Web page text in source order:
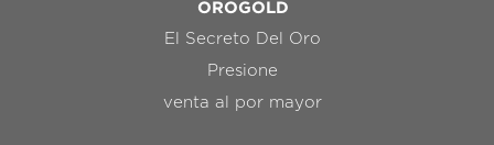
OROGOLD
El Secreto Del Oro
Presione
venta al por mayor